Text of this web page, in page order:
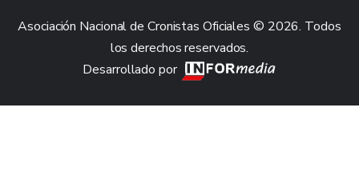
Asociación Nacional de Cronistas Oficiales © 2026. Todos
los derechos reservados.
Desarrollado por